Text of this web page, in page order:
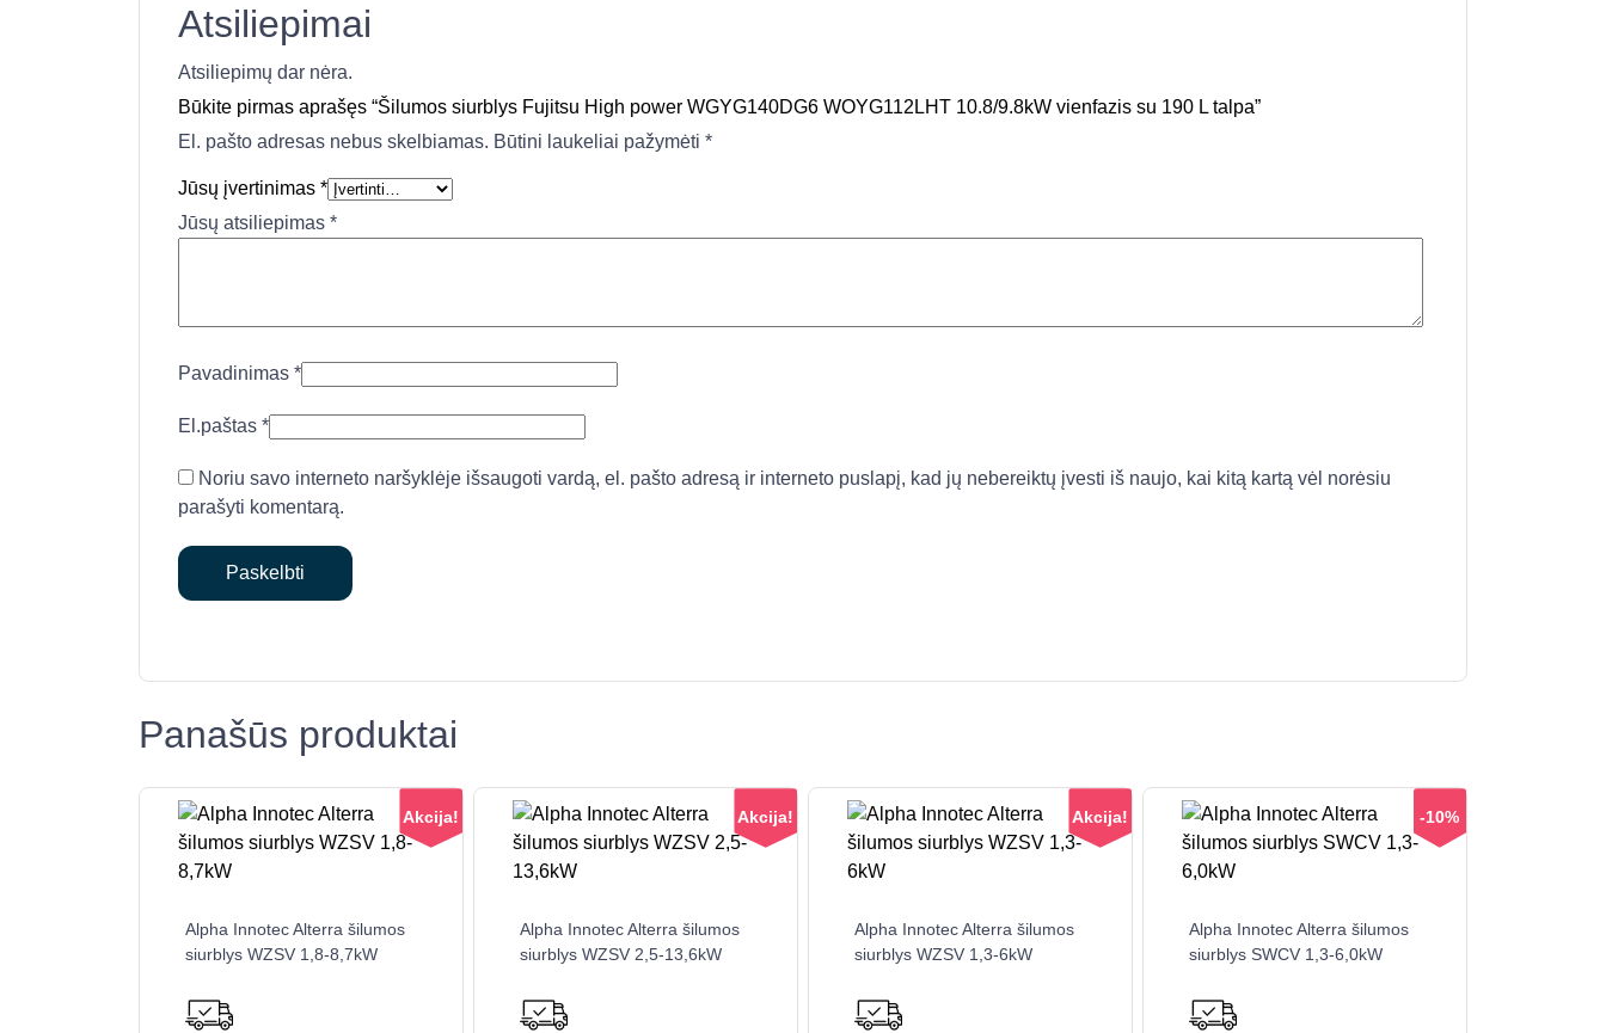
Atsiliepimai
Atsiliepimų dar nėra.
Būkite pirmas aprašęs “Šilumos siurblys Fujitsu High power WGYG140DG6 WOYG112LHT 10.8/9.8kW vienfazis su 190 L talpa”
El. pašto adresas nebus skelbiamas. Būtini laukeliai pažymėti *
Jūsų įvertinimas *
Jūsų atsiliepimas *
Pavadinimas *
El.paštas *
Noriu savo interneto naršyklėje išsaugoti vardą, el. pašto adresą ir interneto puslapį, kad jų nebereiktų įvesti iš naujo, kai kitą kartą vėl norėsiu
parašyti komentarą.
Panašūs produktai
Akcija!
Alpha Innotec Alterra šilumos
siurblys WZSV 1,8-8,7kW
product
has
Akcija!
Alpha Innotec Alterra šilumos
siurblys WZSV 2,5-13,6kW
product
has
Akcija!
Alpha Innotec Alterra šilumos
siurblys WZSV 1,3-6kW
product
has
-10%
Alpha Innotec Alterra šilumos
siurblys SWCV 1,3-6,0kW